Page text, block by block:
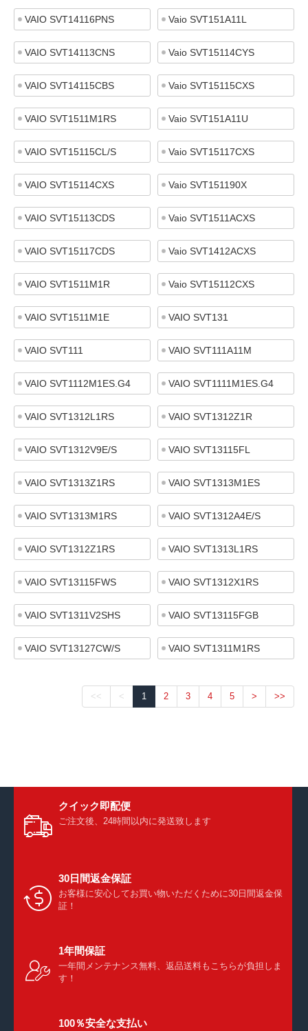
VAIO SVT14116PNS Vaio SVT151A11L
VAIO SVT14113CNS Vaio SVT15114CYS
VAIO SVT14115CBS Vaio SVT15115CXS
VAIO SVT1511M1RS Vaio SVT151A11U
VAIO SVT15115CL/S Vaio SVT15117CXS
VAIO SVT15114CXS Vaio SVT151190X
VAIO SVT15113CDS Vaio SVT1511ACXS
VAIO SVT15117CDS Vaio SVT1412ACXS
VAIO SVT1511M1R Vaio SVT15112CXS
VAIO SVT1511M1E VAIO SVT131
VAIO SVT111 VAIO SVT111A11M
VAIO SVT1112M1ES.G4 VAIO SVT1111M1ES.G4
VAIO SVT1312L1RS VAIO SVT1312Z1R
VAIO SVT1312V9E/S VAIO SVT13115FL
VAIO SVT1313Z1RS VAIO SVT1313M1ES
VAIO SVT1313M1RS VAIO SVT1312A4E/S
VAIO SVT1312Z1RS VAIO SVT1313L1RS
VAIO SVT13115FWS VAIO SVT1312X1RS
VAIO SVT1311V2SHS VAIO SVT13115FGB
VAIO SVT13127CW/S VAIO SVT1311M1RS
<< < 1 2 3 4 5 > >>
クイック即配便
ご注文後、24時間以内に発送致します
30日間返金保証
お客様に安心してお買い物いただくために30日間返金保
証！
1年間保証
一年間メンテナンス無料、返品送料もこちらが負担しま
す！
100％安全な支払い